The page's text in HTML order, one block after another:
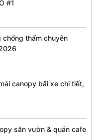
#1
chống thấm chuyên
canopy bãi xe chi tiết,
sân vườn & quán cafe